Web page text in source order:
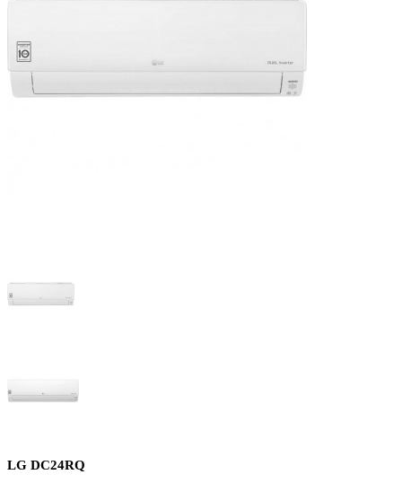
LG DC24RQ